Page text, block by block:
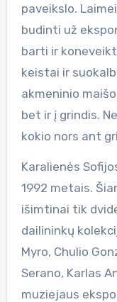
paveikslo.
budinti už
barti ir
keistai ir
akmeninio
bet ir į grindis.
kokio nors ant
Karalienės
1992 metais.
išimtinai tik
dailininkų
Myro, Chulio
Serano, Karlas
muziejaus